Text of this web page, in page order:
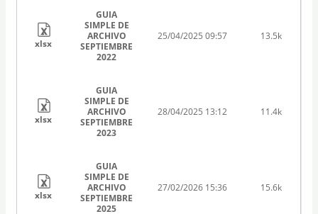
xlsx
GUIA
SIMPLE DE
ARCHIVO
SEPTIEMBRE
2022
25/04/2025 09:57 13.5k
xlsx
GUIA
SIMPLE DE
ARCHIVO
SEPTIEMBRE
2023
28/04/2025 13:12 11.4k
xlsx
GUIA
SIMPLE DE
ARCHIVO
SEPTIEMBRE
2025
27/02/2026 15:36 15.6k